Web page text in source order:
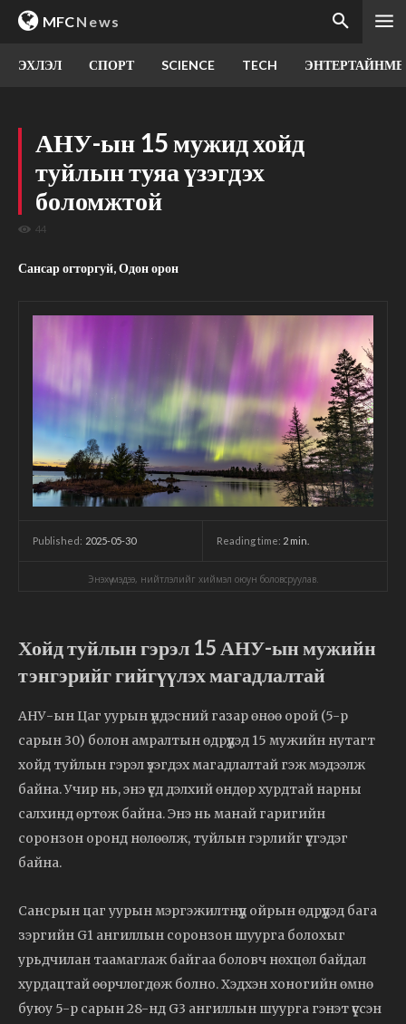
MFCNews
ЭХЛЭЛ СПОРТ SCIENCE TECH
АНУ-ын 15 мужид хойд
туйлын туяа үзэгдэх
боломжтой
44
Сансар огторгуй, Одон орон
Published: 2025-05-30 Reading time: 2 min.
Энэхүү мэдээ, нийтлэлийг хиймэл оюун боловсруулав.
Хойд туйлын гэрэл 15 АНУ-ын мужийн
тэнгэрийг гийгүүлэх магадлалтай
АНУ-ын Цаг уурын үндэсний газар өнөө орой (5-р
сарын 30) болон амралтын өдрүүдэд 15 мужийн нутагт
хойд туйлын гэрэл үзэгдэх магадлалтай гэж мэдээлж
байна. Учир нь, энэ үед дэлхий өндөр хурдтай нарны
салхинд өртөж байна. Энэ нь манай гаригийн
соронзон оронд нөлөөлж, туйлын гэрлийг үүсгэдэг
байна.
Сансрын цаг уурын мэргэжилтнүүд ойрын өдрүүдэд бага
зэргийн G1 ангиллын соронзон шуурга болохыг
урьдчилан таамаглаж байгаа боловч нөхцөл байдал
хурдацтай өөрчлөгдөж болно. Хэдхэн хоногийн өмнө
буюу 5-р сарын 28-нд G3 ангиллын шуурга гэнэт үүссэн